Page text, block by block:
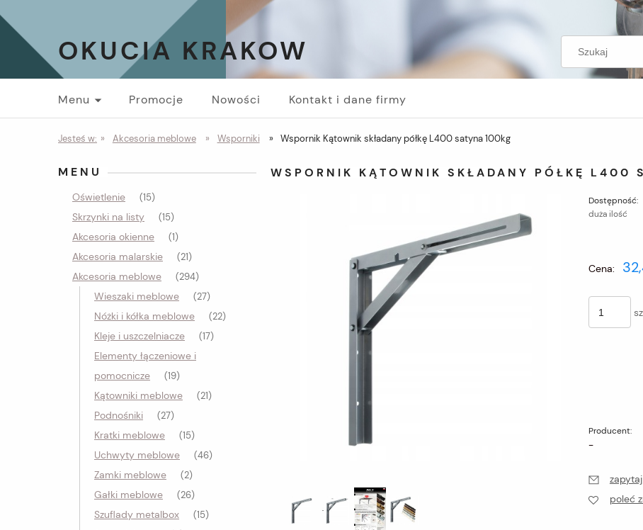
OKUCIA KRAKOW
Menu Promocje Nowości Kontakt i dane firmy
Jesteś w: » Akcesoria meblowe » Wsporniki » Wspornik Kątownik składany półkę L400 satyna 100kg
MENU
Oświetlenie (15)
Skrzynki na listy (15)
Akcesoria okienne (1)
Akcesoria malarskie (21)
Akcesoria meblowe (294)
Wieszaki meblowe (27)
Nóżki i kółka meblowe (22)
Kleje i uszczelniacze (17)
Elementy łączeniowe i
pomocnicze
(19)
Kątowniki meblowe (21)
Podnośniki (27)
Kratki meblowe (15)
Uchwyty meblowe (46)
Zamki meblowe (2)
Gałki meblowe (26)
Szuflady metalbox (15)
WSPORNIK KĄTOWNIK SKŁADANY PÓŁKĘ L400
Dostępność:
duża ilość
Cena:
Producent:
-
poleć